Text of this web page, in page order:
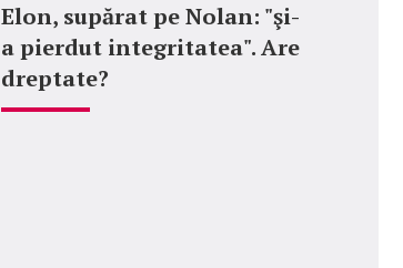
Elon, supărat pe Nolan: "şi-
a pierdut integritatea". Are
dreptate?